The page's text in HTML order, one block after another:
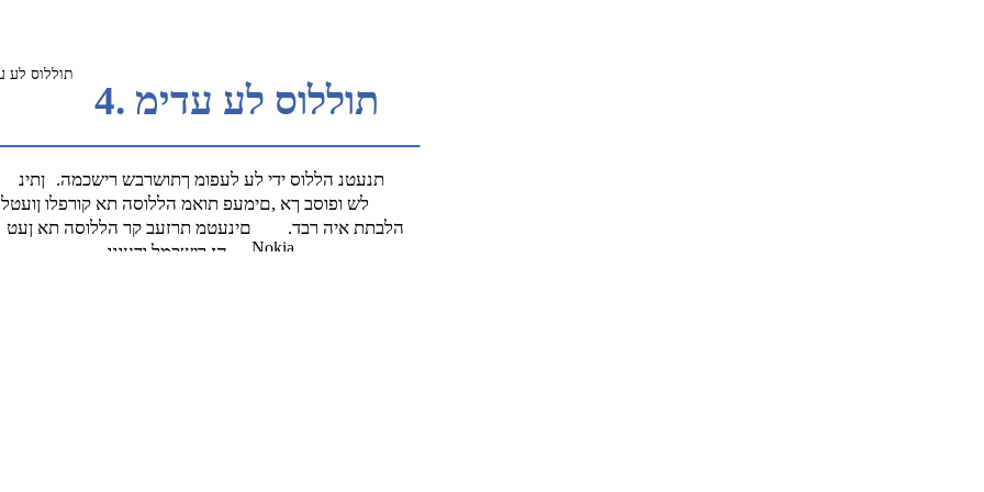
תוללוס לע
תוללוס לע עדימ .4
ןתינ
.תנעטנ הללוס ידי לע לעפומ ךתושרבש רישכמה
לש ופוסב ךא ,םימעפ תואמ הללוסה תא קורפלו ןועטל
םינעטמ תרזעב קר הללוסה תא ןעט
.הלבתת איה רבד
.הז רישכמל ודעונו
Nokia